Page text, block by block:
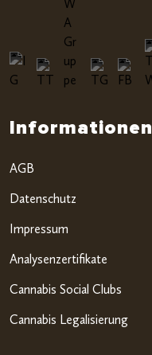
Informationen
AGB
Datenschutz
Impressum
Analysenzertifikate
Cannabis Social Clubs
Cannabis Legalisierung